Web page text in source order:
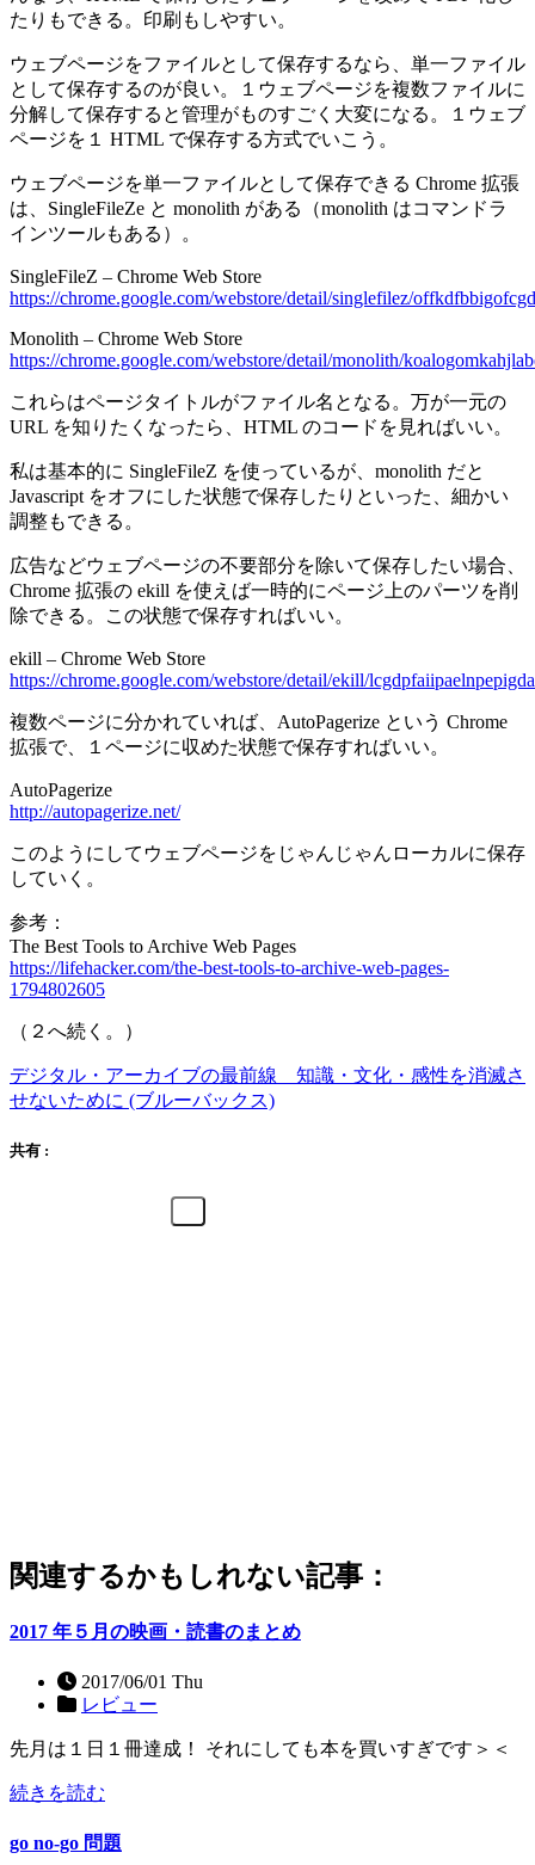
たりもできる。印刷もしやすい。
ウェブページをファイルとして保存するなら、単一ファイル
として保存するのが良い。１ウェブページを複数ファイルに
分解して保存すると管理がものすごく大変になる。１ウェブ
ページを１ HTML で保存する方式でいこう。
ウェブページを単一ファイルとして保存できる Chrome 拡張
は、SingleFileZe と monolith がある（monolith はコマンドラ
インツールもある）。
SingleFileZ – Chrome Web Store
https://chrome.google.com/webstore/detail/singlefilez/
Monolith – Chrome Web Store
https://chrome.google.com/webstore/detail/monolith/
これらはページタイトルがファイル名となる。万が一元の
URL を知りたくなったら、HTML のコードを見ればいい。
私は基本的に SingleFileZ を使っているが、monolith だと
Javascript をオフにした状態で保存したりといった、細かい
調整もできる。
広告などウェブページの不要部分を除いて保存したい場合、
Chrome 拡張の ekill を使えば一時的にページ上のパーツを削
除できる。この状態で保存すればいい。
ekill – Chrome Web Store
https://chrome.google.com/webstore/detail/ekill/
複数ページに分かれていれば、AutoPagerize という Chrome
拡張で、１ページに収めた状態で保存すればいい。
AutoPagerize
http://autopagerize.net/
このようにしてウェブページをじゃんじゃんローカルに保存
していく。
参考：
The Best Tools to Archive Web Pages
https://lifehacker.com/the-best-tools-to-archive-web-pages-
1794802605
（２へ続く。）
デジタル・アーカイブの最前線 知識・文化・感性を消滅さ
せないために (ブルーバックス)
共有 :
関連するかもしれない記事：
2017 年５月の映画・読書のまとめ
2017/06/01 Thu
レビュー
先月は１日１冊達成！ それにしても本を買いすぎです＞＜
続きを読む
go no-go 問題